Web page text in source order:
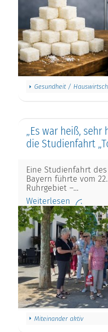
Gesundheit /
„Es war heiß, sehr
die Studienfahrt
Eine Studienfahrt
Bayern führte vom
Ruhrgebiet –…
Weiterlesen
Miteinander aktiv